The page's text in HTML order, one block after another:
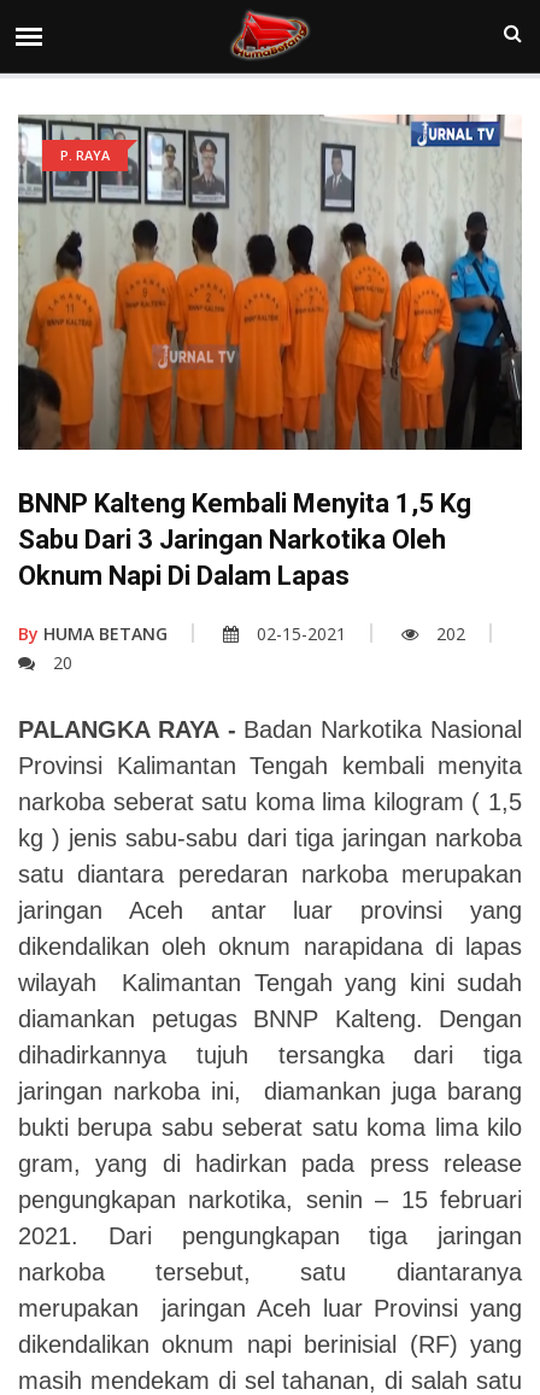
P. RAYA
BNNP Kalteng Kembali Menyita 1,5 Kg
Sabu Dari 3 Jaringan Narkotika Oleh
Oknum Napi Di Dalam Lapas
By HUMA BETANG 02-15-2021
202
20
PALANGKA RAYA - Badan Narkotika Nasional
Provinsi Kalimantan Tengah kembali menyita
narkoba seberat satu koma lima kilogram ( 1,5
kg ) jenis sabu-sabu dari tiga jaringan narkoba
satu diantara peredaran narkoba merupakan
jaringan Aceh antar luar provinsi yang
dikendalikan oleh oknum narapidana di lapas
wilayah Kalimantan Tengah yang kini sudah
diamankan petugas BNNP Kalteng. Dengan
dihadirkannya tujuh tersangka dari tiga
jaringan narkoba ini,
diamankan juga barang
bukti berupa sabu seberat satu koma lima kilo
gram,yang di hadirkan pada press release
pengungkapan narkotika, senin – 15 februari
2021. Dari pengungkapan tiga jaringan
narkoba tersebut,satu diantaranya
merupakan jaringan Aceh luar Provinsi yang
dikendalikan oknum napi berinisial (RF) yang
masih mendekam di sel tahanan,di salah satu